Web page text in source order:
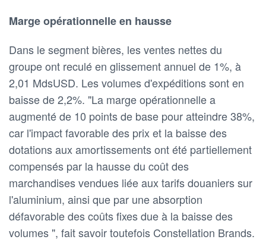
Marge opérationnelle en hausse
Dans le segment bières, les ventes nettes du
groupe ont reculé en glissement annuel de 1%, à
2,01 MdsUSD. Les volumes d'expéditions sont en
baisse de 2,2%. "La marge opérationnelle a
augmenté de 10 points de base pour atteindre 38%,
car l'impact favorable des prix et la baisse des
dotations aux amortissements ont été partiellement
compensés par la hausse du coût des
marchandises vendues liée aux tarifs douaniers sur
l'aluminium, ainsi que par une absorption
défavorable des coûts fixes due à la baisse des
volumes ", fait savoir toutefois Constellation Brands.